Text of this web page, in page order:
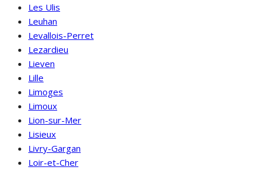
Les Ulis
Leuhan
Levallois-Perret
Lezardieu
Lieven
Lille
Limoges
Limoux
Lion-sur-Mer
Lisieux
Livry-Gargan
Loir-et-Cher